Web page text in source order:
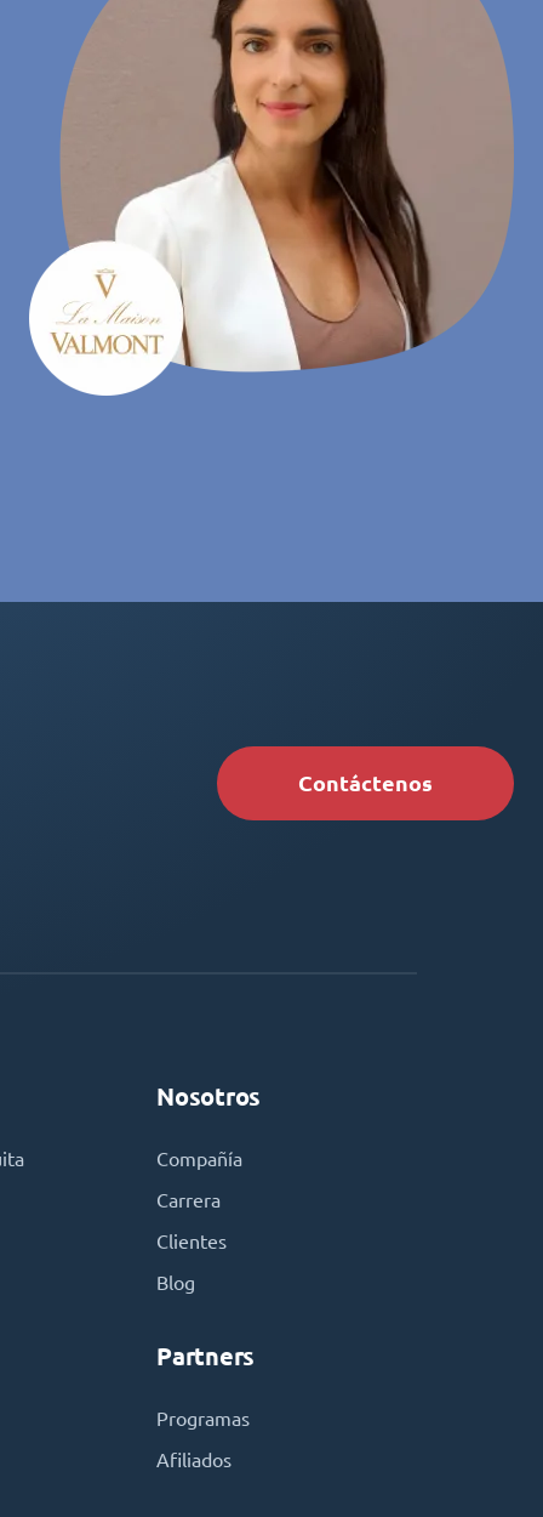
Contáctenos
Nosotros
Compañía
Carrera
Clientes
Blog
Partners
Programas
Afiliados